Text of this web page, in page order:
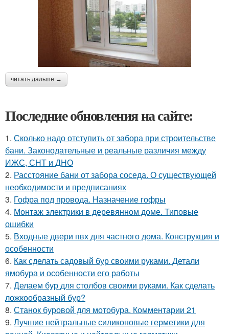
читать дальше →
Последние обновления на сайте:
1. Сколько надо отступить от забора при строительстве
бани. Законодательные и реальные различия между
ИЖС, СНТ и ДНО
2. Расстояние бани от забора соседа. О существующей
необходимости и предписаниях
3. Гофра под провода. Назначение гофры
4. Монтаж электрики в деревянном доме. Типовые
ошибки
5. Входные двери пвх для частного дома. Конструкция и
особенности
6. Как сделать садовый бур своими руками. Детали
ямобура и особенности его работы
7. Делаем бур для столбов своими руками. Как сделать
ложкообразный бур?
8. Станок буровой для мотобура. Комментарии 21
9. Лучшие нейтральные силиконовые герметики для